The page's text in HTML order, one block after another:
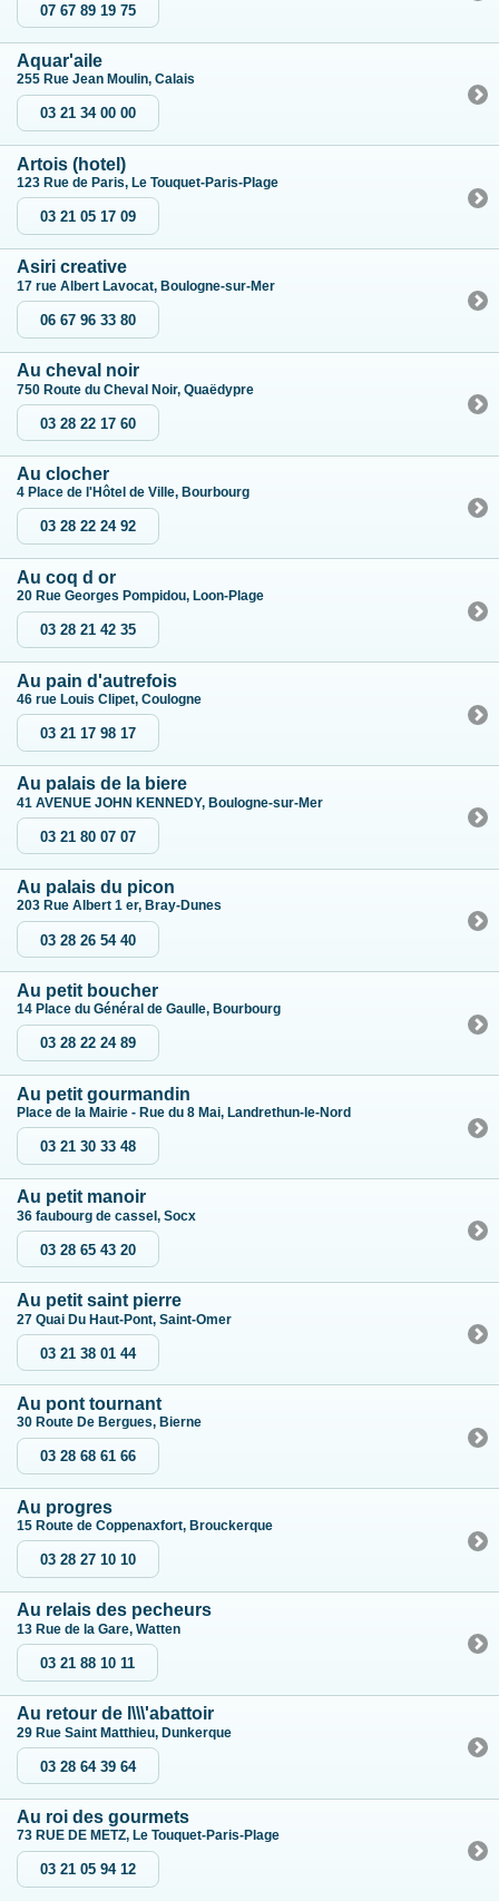
07 67 89 19 75
Aquar'aile
255 Rue Jean Moulin, Calais
03 21 34 00 00
Artois (hotel)
123 Rue de Paris, Le Touquet-Paris-Plage
03 21 05 17 09
Asiri creative
17 rue Albert Lavocat, Boulogne-sur-Mer
06 67 96 33 80
Au cheval noir
750 Route du Cheval Noir, Quaëdypre
03 28 22 17 60
Au clocher
4 Place de l'Hôtel de Ville, Bourbourg
03 28 22 24 92
Au coq d or
20 Rue Georges Pompidou, Loon-Plage
03 28 21 42 35
Au pain d'autrefois
46 rue Louis Clipet, Coulogne
03 21 17 98 17
Au palais de la biere
41 AVENUE JOHN KENNEDY, Boulogne-sur-Mer
03 21 80 07 07
Au palais du picon
203 Rue Albert 1 er, Bray-Dunes
03 28 26 54 40
Au petit boucher
14 Place du Général de Gaulle, Bourbourg
03 28 22 24 89
Au petit gourmandin
Place de la Mairie - Rue du 8 Mai, Landrethun-le-Nord
03 21 30 33 48
Au petit manoir
36 faubourg de cassel, Socx
03 28 65 43 20
Au petit saint pierre
27 Quai Du Haut-Pont, Saint-Omer
03 21 38 01 44
Au pont tournant
30 Route De Bergues, Bierne
03 28 68 61 66
Au progres
15 Route de Coppenaxfort, Brouckerque
03 28 27 10 10
Au relais des pecheurs
13 Rue de la Gare, Watten
03 21 88 10 11
Au retour de l\\\'abattoir
29 Rue Saint Matthieu, Dunkerque
03 28 64 39 64
Au roi des gourmets
73 RUE DE METZ, Le Touquet-Paris-Plage
03 21 05 94 12